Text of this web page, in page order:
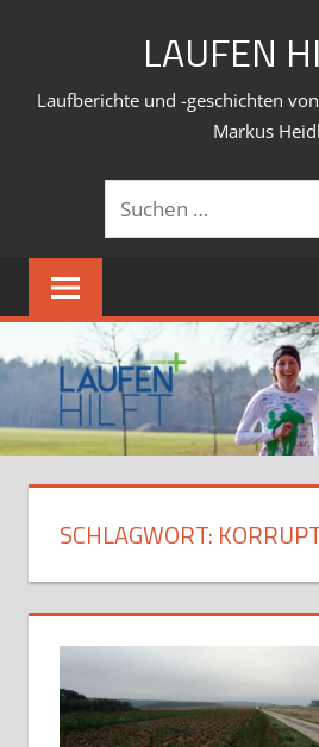
LAUFEN
Laufberichte und -geschichten
Markus Heidl
Suchen
nach:
SCHLAGWORT: